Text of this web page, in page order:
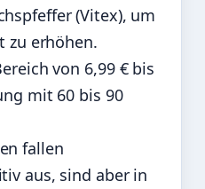
(Vitex), um
zu erhöhen.
von 6,99 € bis
mit 60 bis 90
fallen
aus, sind aber in